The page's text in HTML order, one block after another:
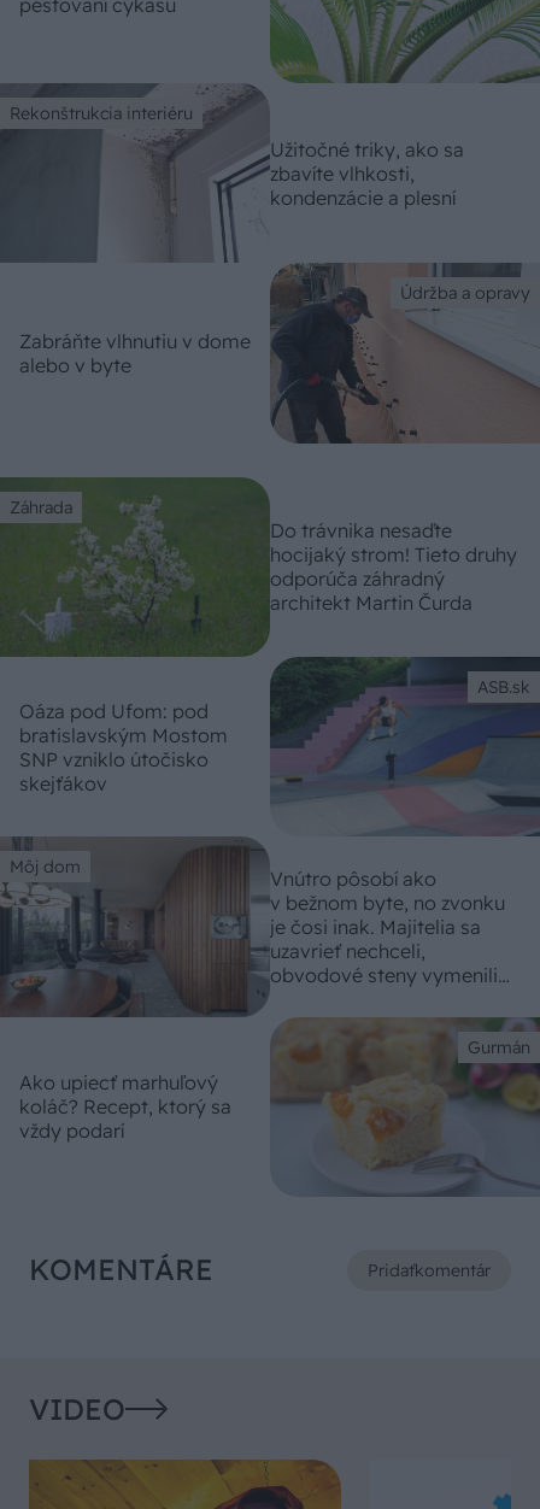
pestovaní cykasu
Rekonštrukcia interiéru
Užitočné triky, ako sa
zbavíte vlhkosti,
kondenzácie a plesní
Údržba a opravy
Zabráňte vlhnutiu v dome
alebo v byte
Záhrada
Do trávnika nesaďte
hocijaký strom! Tieto druhy
odporúča záhradný
architekt Martin Čurda
ASB.sk
Oáza pod Ufom: pod
bratislavským Mostom
SNP vzniklo útočisko
skejťákov
Môj dom
Vnútro pôsobí ako
v bežnom byte, no zvonku
je čosi inak. Majitelia sa
uzavrieť nechceli,
obvodové steny vymenili
Gurmán
Ako upiecť marhuľový
koláč? Recept, ktorý sa
vždy podarí
KOMENTÁRE Pridaťkomentár
VIDEO